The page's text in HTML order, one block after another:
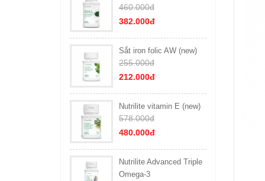
460.000đ
382.000đ
Sắt iron folic AW (new)
255.000đ
212.000đ
Nutrilite vitamin E (new)
578.000đ
480.000đ
Nutrilite Advanced Triple
Omega-3